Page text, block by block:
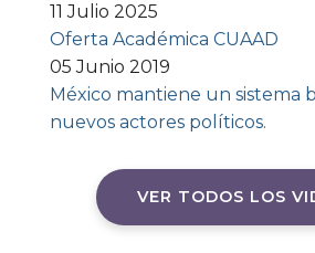
11 Julio 2025
Oferta Académica CUAAD
05 Junio 2019
México mantiene un sistema
nuevos actores políticos.
VER TODOS LOS